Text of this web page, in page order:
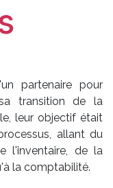
partenaire pour
transition de la
leur objectif était
allant du
l'inventaire, de la
la comptabilité.